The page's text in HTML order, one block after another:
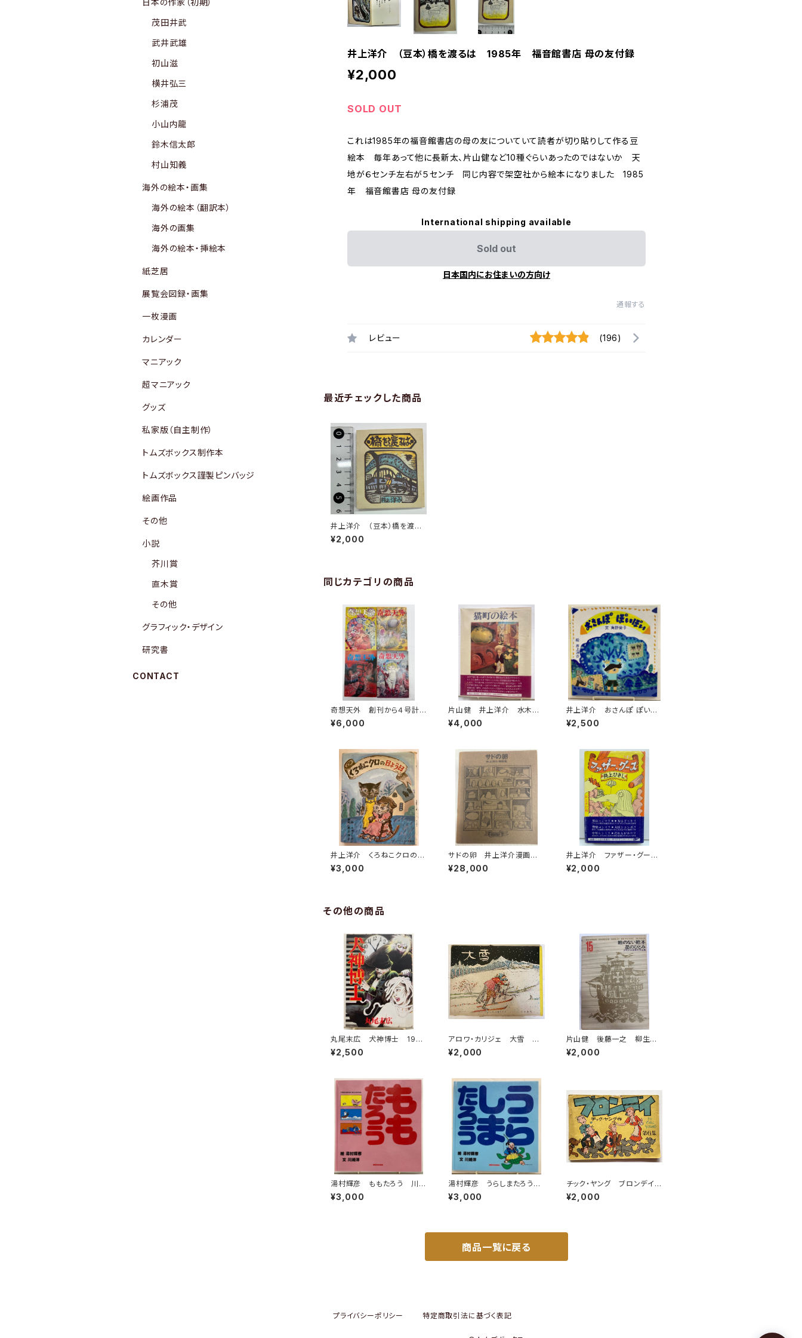
井上洋介 （豆本）橋を渡るは 1985年 福音館書店 母の友付録
¥2,000
SOLD OUT
これは1985年の福音館書店の母の友についていて読者が切り貼りして作る豆
絵本 毎年あって他に長新太、片山健など10種ぐらいあったのではないか 天
地が６センチ左右が５センチ 同じ内容で架空社から絵本になりました 1985
年 福音館書店 母の友付録
International shipping available
Sold out
日本国内にお住まいの方向け
通報する
レビュー (196)
最近チェックした商品
井上洋介 （豆本）橋を渡る
は 1985年 福音館書店
母の友付録
¥2,000
同じカテゴリの商品
奇想天外 創刊から４号計４
冊 井上洋介表紙 1974
年 盛光社
¥6,000
片山健 井上洋介 水木し
げる 花輪和一 長新太
赤瀬川原平など 猫町の絵
昭和54年 初版 北宋社
¥4,000
井上洋介 おさんぽ ぽいぽ
い 角野栄子 1995年 初
版 福音館書店
¥2,500
井上洋介 くろねこクロの日
よう日 小池タミ子 フレー
ベルどうわ文庫10 昭和49
¥3,000
サドの卵 井上洋介漫画
集 1963年 私家版
¥28,000
井上洋介 ファザー・グース
第１集 井上ひさし 1978
年 青銅社刊
¥2,000
その他の商品
丸尾末広 犬神博士 1994
年 初版 秋田書店
¥2,500
アロワ・カリジェ 大雪 生
野幸吉・訳 函 1965年
岩波書店刊
¥2,000
片山健 後藤一之 柳生弦
一郎 少年少女世界文学全
集15 絵のない絵本 星の
¥2,000
湯村輝彦 ももたろう 川崎
洋 1987年 初版 ミキハ
ウス
¥3,000
湯村輝彦 うらしまたろう
川崎洋 1989年 初版 ミ
キハウス
¥3,000
チック・ヤング ブロンデイ
第６集 昭和24年 朝日新
聞社刊
¥2,000
商品一覧に戻る
日本の作家（初期）
茂田井武
武井武雄
初山滋
横井弘三
杉浦茂
小山内龍
鈴木信太郎
村山知義
海外の絵本・画集
海外の絵本（翻訳本）
海外の画集
海外の絵本・挿絵本
紙芝居
展覧会図録・画集
一枚漫画
カレンダー
マニアック
超マニアック
グッズ
私家版（自主制作）
トムズボックス制作本
トムズボックス謹製ピンバッジ
絵画作品
その他
小説
芥川賞
直木賞
その他
グラフィック・デザイン
研究書
CONTACT
プライバシーポリシー 特定商取引法に基づく表記